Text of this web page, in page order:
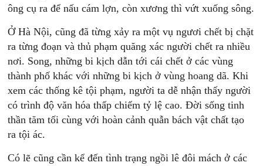
ông cụ ra để nấu cám lợn, còn xương thì vứt xuống sông.
Ở Hà Nội, cũng đã từng xảy ra một vụ ngươi chết bị chặt
ra từng đoạn và thủ phạm quăng xác người chết ra nhiều
nơi. Song, những bi kịch dẫn tới cái chết ở các vùng
thành phố khác với những bi kịch ở vùng hoang dã. Khi
xem các thống kê tội phạm, người ta dễ nhận thấy người
có trình độ văn hóa thấp chiếm tỷ lệ cao. Đời sống tinh
thần tăm tối cùng với hoàn cảnh quẫn bách vật chất tạo
ra tội ác.
Có lẽ cũng cần kể đến tình trạng ngồi lê đôi mách ở các